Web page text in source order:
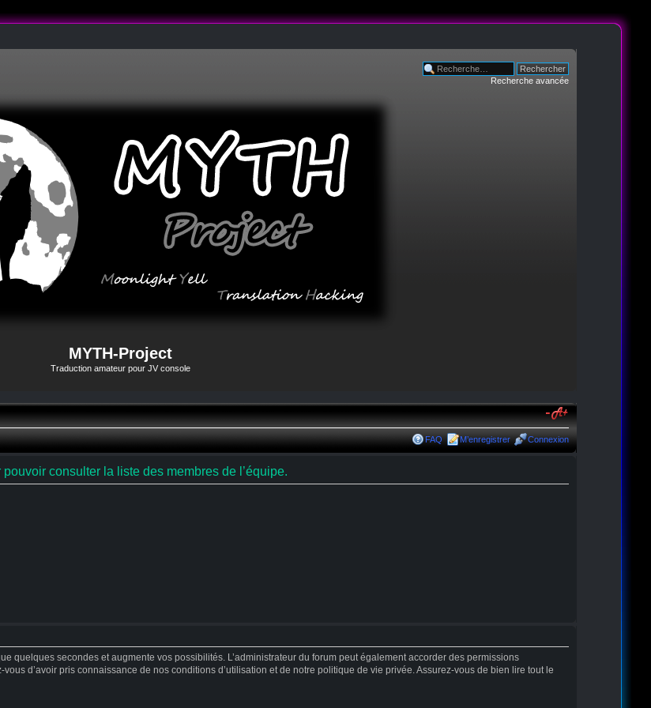
Recherche avancée
MYTH-Project
Traduction amateur pour JV console
FAQ M’enregistrer Connexion
consulter la liste des membres de l’équipe.
quelques secondes et augmente vos possibilités. L’administrateur du forum peut également accorder des permissions
d’avoir pris connaissance de nos conditions d’utilisation et de notre politique de vie privée. Assurez-vous de bien lire tout le